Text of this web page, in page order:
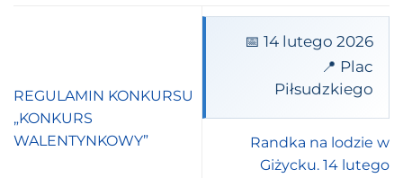
REGULAMIN KONKURSU
„KONKURS
WALENTYNKOWY”
📅 14 lutego 2026
📍 Plac
Piłsudzkiego
Randka na lodzie w
Giżycku. 14 lutego